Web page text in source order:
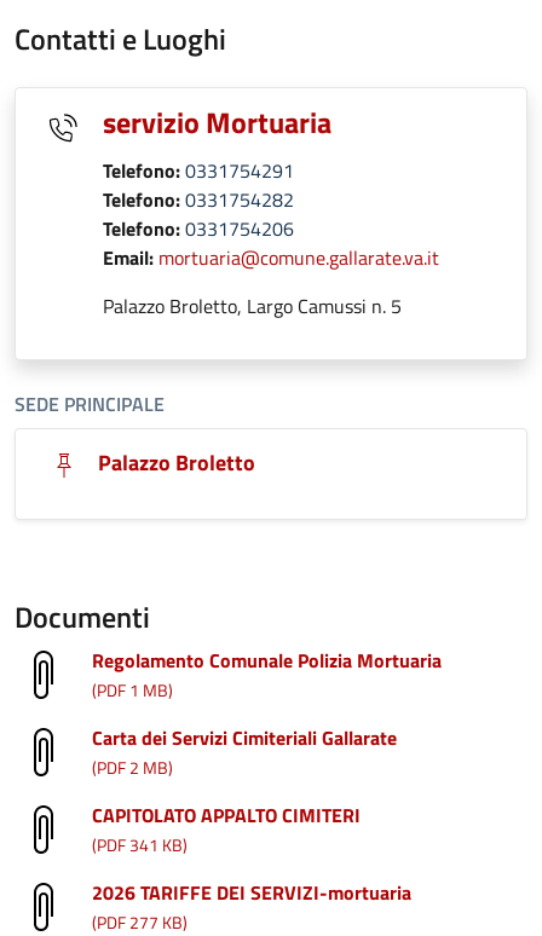
Contatti e Luoghi
servizio Mortuaria
Telefono:0331754291
Telefono:0331754282
Telefono:0331754206
Email: mortuaria@comune.gallarate.va.it
Palazzo Broletto, Largo Camussi n. 5
SEDE PRINCIPALE
Palazzo Broletto
Documenti
Regolamento Comunale Polizia Mortuaria
(PDF 1 MB)
Carta dei Servizi Cimiteriali Gallarate
(PDF 2 MB)
CAPITOLATO APPALTO CIMITERI
(PDF 341 KB)
2026 TARIFFE DEI SERVIZI-mortuaria
(PDF 277 KB)